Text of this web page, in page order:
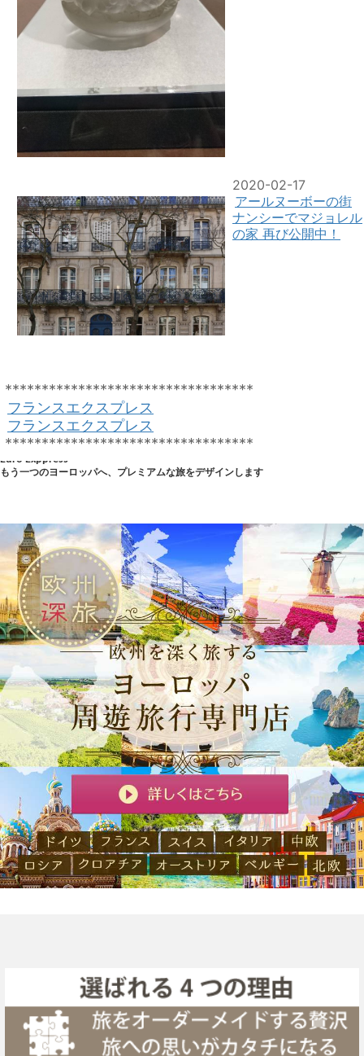
2020-02-17
アールヌーボーの街
ナンシーでマジョレル
の家 再び公開中！
**********************************
フランスエクスプレス
フランスエクスプレス
**********************************
Euro Exppress
もう一つのヨーロッパへ、プレミアムな旅をデザインします